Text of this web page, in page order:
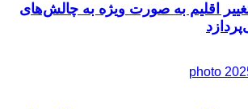
اقلیم به صورت ویژه به چالش‌های